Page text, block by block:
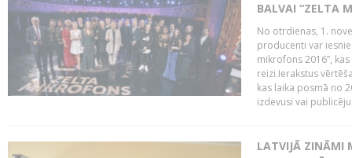
BALVAI “ZELTA
No otrdienas, 1.
producenti var
mikrofons 2016”,
reizi.Ierakstus
kas laika posmā no
izdevusi vai
LATVIJĀ ZINĀMI